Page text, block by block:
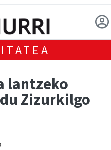
lantzeko
Zizurkilgo